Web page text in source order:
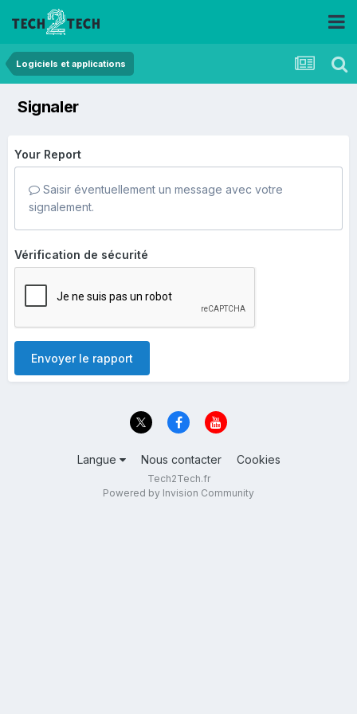
Logiciels et applications
Signaler
Your Report
Saisir éventuellement un message avec votre
signalement.
Vérification de sécurité
Envoyer le rapport
Langue Nous contacter Cookies
Tech2Tech.fr
Powered by Invision Community